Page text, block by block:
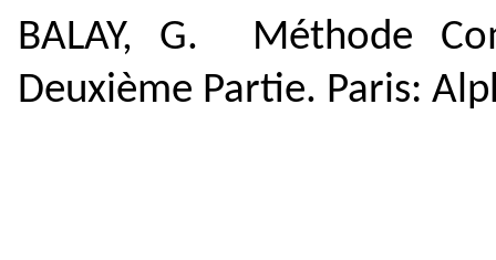
BALAY, G. Méthode
Deuxième Partie. Paris: